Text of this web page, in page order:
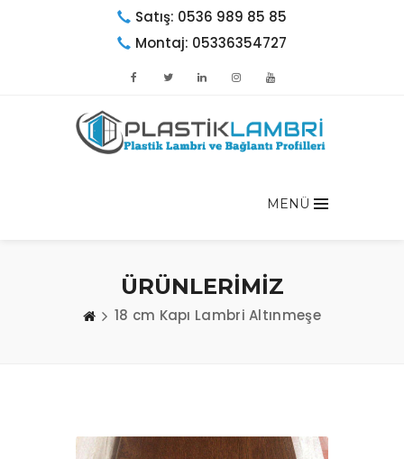
Satış: 0536 989 85 85
Montaj: 05336354727
MENÜ
ÜRÜNLERİMİZ
18 cm Kapı Lambri Altınmeşe